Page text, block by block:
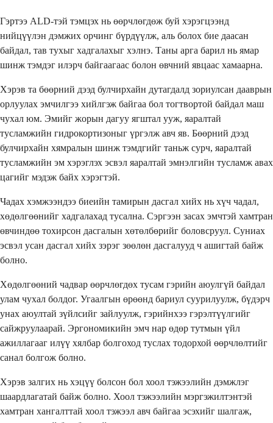
Гэртээ ALD-тэй тэмцэх нь өөрчлөгдөж буй хэрэгцээнд
нийцүүлэн дэмжих орчинг бүрдүүлж, аль болох бие даасан
байдал, тав тухыг хадгалахыг хэлнэ. Таны арга барил нь ямар
шинж тэмдэг илэрч байгаагаас болон өвчний явцаас хамаарна.
Хэрэв та бөөрний дээд булчирхайн дутагдалд зориулсан дааврын
орлуулах эмчилгээ хийлгэж байгаа бол тогтвортой байдал маш
чухал юм. Эмийг жорын дагуу ягштал ууж, яаралтай
тусламжийн гидрокортизоныг үргэлж авч яв. Бөөрний дээд
булчирхайн хямралын шинж тэмдгийг таньж сурч, яаралтай
тусламжийн эм хэрэглэх эсвэл яаралтай эмнэлгийн тусламж авах
цагийг мэдэж байх хэрэгтэй.
Чадах хэмжээндээ биеийн тамирын дасгал хийх нь хүч чадал,
хөдөлгөөнийг хадгалахад тусална. Сэргээн засах эмчтэй хамтран
өвчиндөө тохирсон дасгалын хөтөлбөрийг боловсруул. Суниах
эсвэл усан дасгал хийх зэрэг зөөлөн дасгалууд ч ашигтай байж
болно.
Хөдөлгөөний чадвар өөрчлөгдөх тусам гэрийн аюулгүй байдал
улам чухал болдог. Угаалгын өрөөнд бариул суурилуулж, бүдэрч
унах аюултай зүйлсийг зайлуулж, гэрийнхээ гэрэлтүүлгийг
сайжруулаарай. Эргономикийн эмч нар өдөр тутмын үйл
ажиллагааг илүү хялбар болгоход туслах тодорхой өөрчлөлтийг
санал болгож болно.
Хэрэв залгих нь хэцүү болсон бол хоол тэжээлийн дэмжлэг
шаардлагатай байж болно. Хоол тэжээлийн мэргэжилтэнтэй
хамтран хангалттай хоол тэжээл авч байгаа эсэхийг шалгаж,